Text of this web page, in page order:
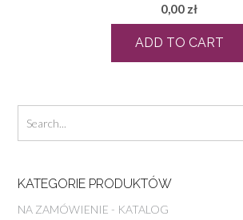
0,00 zł
ADD TO CART
KATEGORIE PRODUKTÓW
NA ZAMÓWIENIE - KATALOG